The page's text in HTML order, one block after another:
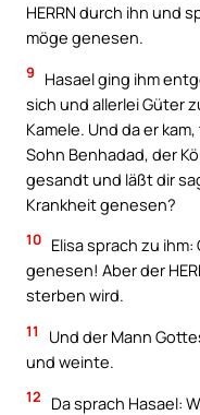
HERRN durch ihn und
möge genesen.
9
Hasael ging ihm
sich und allerlei Güter
Kamele. Und da er
Sohn Benhadad, der
gesandt und läßt dir
Krankheit genesen?
10 Elisa sprach zu
genesen! Aber der
sterben wird.
11
Und der Mann
und weinte.
12
Da sprach Hasael: